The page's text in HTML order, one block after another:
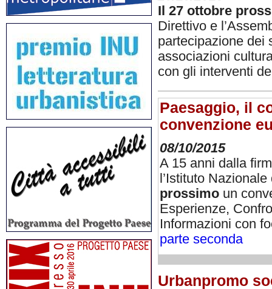
Il 27 ottobre
Direttivo e
partecipazione dei
associazioni
con gli interventi
Paesaggio, il
convenzione
08/10/2015
A 15 anni dalla
l’Istituto
prossimo un
Esperienze,
Informazioni con
parte seconda
Urbanpromo